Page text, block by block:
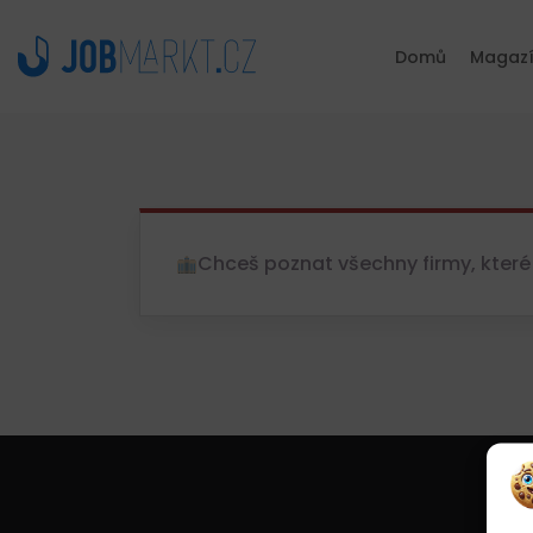
Domů
Chceš poznat všechny firmy,